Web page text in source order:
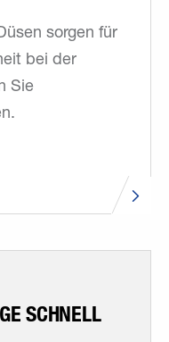
sorgen für
bei der
Sie
SCHNELL